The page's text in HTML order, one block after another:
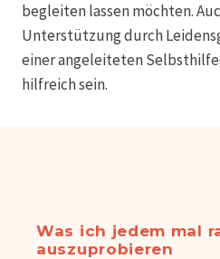
begleiten lassen möchten.
Unterstützung durch
einer angeleiteten
hilfreich sein.
Was ich jedem mal
auszuprobieren